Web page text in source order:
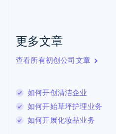
更多文章
查看所有初创公司文章
如何开创清洁企业
如何开始草坪护理业务
如何开展化妆品业务
English
English
卢森堡
罗马尼亚
English